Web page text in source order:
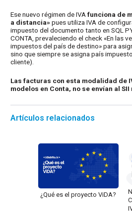
Ese nuevo régimen de IVAfunciona de
a distancia»pues utiliza IVA de
impuesto del documento tanto en SQL
CONTA, prevaleciendo el check «En las
impuestos del país de destino» para
sino que siempre se asigna país
cliente).
Las facturas con esta modalidad de
modelos en Conta, no se envían al
Artículos relacionados
¿Qué es el proyecto ViDA?